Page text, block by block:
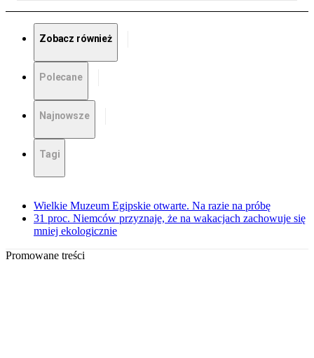
Zobacz również
Polecane
Najnowsze
Tagi
Wielkie Muzeum Egipskie otwarte. Na razie na próbę
31 proc. Niemców przyznaje, że na wakacjach zachowuje się
mniej ekologicznie
Promowane treści